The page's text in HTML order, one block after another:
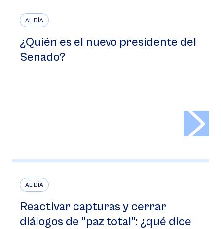
AL DÍA
¿Quién es el nuevo presidente del
Senado?
AL DÍA
Reactivar capturas y cerrar
diálogos de "paz total": ¿qué dice